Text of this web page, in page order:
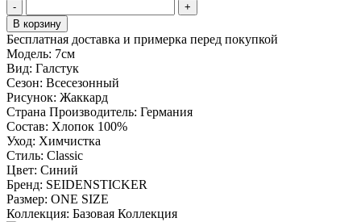
-
+
В корзину
Бесплатная доставка и примерка перед покупкой
Модель: 7см
Вид: Галстук
Сезон: Всесезонный
Рисунок: Жаккард
Страна Производитель: Германия
Состав: Хлопок 100%
Уход: Химчистка
Стиль: Classic
Цвет: Синий
Бренд: SEIDENSTICKER
Размер: ONE SIZE
Коллекция: Базовая Коллекция